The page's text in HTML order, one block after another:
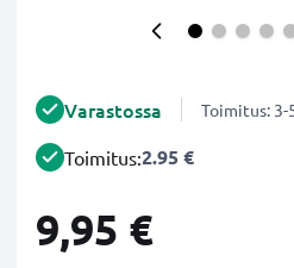
Varastossa Toimitus: 3-
Toimitus:2.95 €
9,95 €